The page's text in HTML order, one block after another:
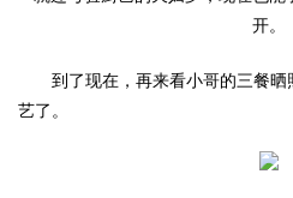
开。
到了现在，再来看小哥的三餐
艺了。